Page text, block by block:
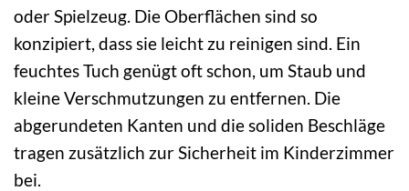
oder Spielzeug. Die Oberflächen sind so
konzipiert, dass sie leicht zu reinigen sind. Ein
feuchtes Tuch genügt oft schon, um Staub und
kleine Verschmutzungen zu entfernen. Die
abgerundeten Kanten und die soliden Beschläge
tragen zusätzlich zur Sicherheit im Kinderzimmer
bei.